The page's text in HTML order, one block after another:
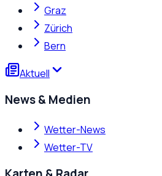
Graz
Zürich
Bern
Aktuell
News & Medien
Wetter-News
Wetter-TV